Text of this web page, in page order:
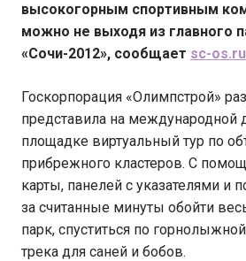
высокогорным спортивным
можно не выходя из главного
«Сочи-2012», сообщает sc-os.ru
Госкорпорация «Олимпстрой»
представила на международной
площадке виртуальный тур по
прибрежного кластеров. С
карты, панелей с указателями и
за считанные минуты обойти
парк, спуститься по
трека для саней и бобов.